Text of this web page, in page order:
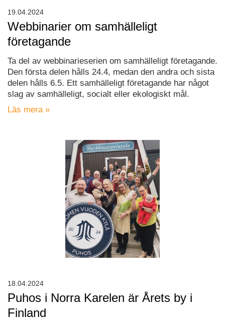
Webbinarier om samhälleligt
företagande
Ta del av webbinarieserien om samhälleligt företagande.
Den första delen hålls 24.4, medan den andra och sista
delen hålls 6.5. Ett samhälleligt företagande har något
slag av samhälleligt, socialt eller ekologiskt mål.
Läs mera »
19.04.2024
Puhos i Norra Karelen är Årets by i
Finland
18.04.2024